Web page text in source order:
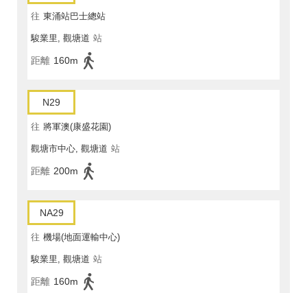
往 東涌站巴士總站
駿業里, 觀塘道 站
距離 160m
N29
往 將軍澳(康盛花園)
觀塘市中心, 觀塘道 站
距離 200m
NA29
往 機場(地面運輸中心)
駿業里, 觀塘道 站
距離 160m